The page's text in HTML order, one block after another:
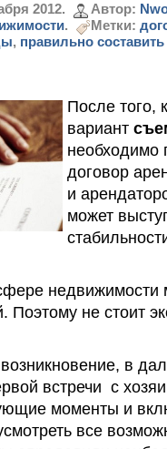
2012. Автор:
. Метки:
, правильно
После того,
вариант
необходимо
договор
и
может
недвижимости
Поэтому не стоит
в
встречи с
моменты и
все